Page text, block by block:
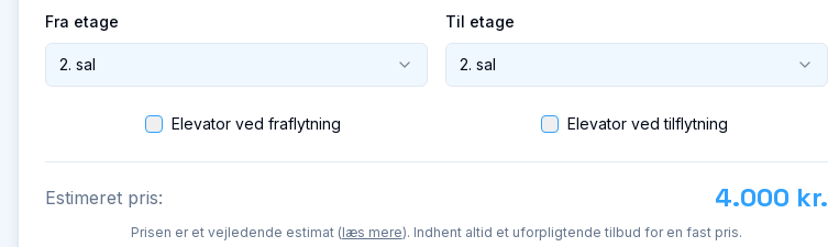
Fra etage
2. sal
Til etage
2. sal
Elevator ved fraflytning Elevator ved tilflytning
Estimeret pris: 4.000 kr.
Prisen er et vejledende estimat (læs mere). Indhent altid et uforpligtende tilbud for en fast pris.